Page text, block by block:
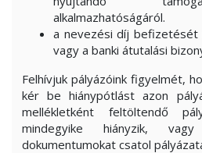
alkalmazhatóságáról.
a nevezési díj befizetését
vagy a banki átutalási
Felhívjuk pályázóink figyelmét,
kér be hiánypótlást azon
mellékletként feltöltendő
mindegyike hiányzik,
dokumentumokat csatol